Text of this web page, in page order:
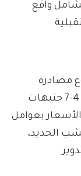
واقع
مصادره
وقنوات توزيعه. تتراوح أسعار الكيلو بين 4-7 جنيهات
الأسعار بعوامل
الجديد،